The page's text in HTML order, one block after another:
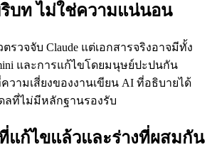
บท ไม่ใช่ความแน่นอน
รวจจับ Claude แต่เอกสารจริงอาจมีทั้ง
และการแก้ไขโดยมนุษย์ปะปนกัน
ความเสี่ยงของงานเขียน AI ที่อธิบายได้
ลที่ไม่มีหลักฐานรองรับ
แก้ไขแล้วและร่างที่ผสมกัน